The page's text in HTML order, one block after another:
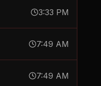
3:33 PM
7:49 AM
7:49 AM